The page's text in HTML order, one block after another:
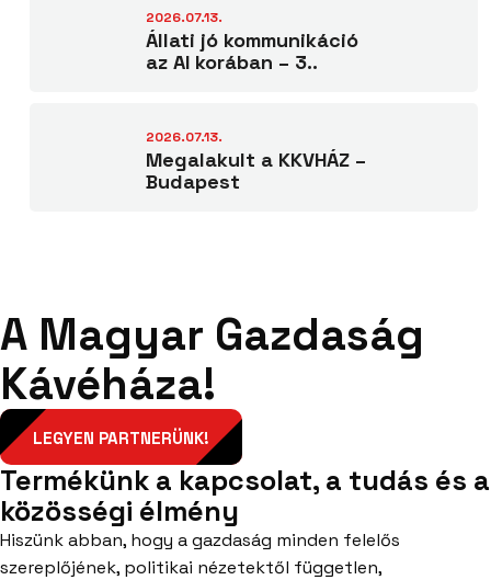
2026.07.13.
Állati jó kommunikáció
az AI korában – 3..
2026.07.13.
Megalakult a KKVHÁZ –
Budapest
A Magyar Gazdaság
Kávéháza!
LEGYEN PARTNERÜNK!
Termékünk a kapcsolat, a tudás és a
közösségi élmény
Hiszünk abban, hogy a gazdaság minden felelős
szereplőjének, politikai nézetektől független,